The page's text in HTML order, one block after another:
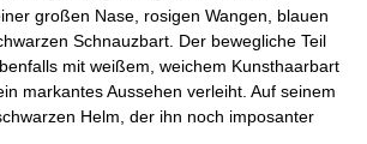
großen Nase, rosigen Wangen, blauen
Schnauzbart. Der bewegliche Teil
mit weißem, weichem Kunsthaarbart
markantes Aussehen verleiht. Auf seinem
Helm, der ihn noch imposanter